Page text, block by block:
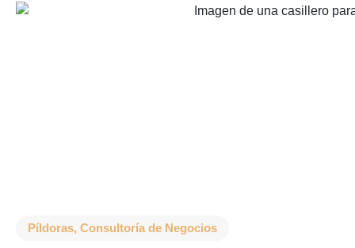
Píldoras, Consultoría de Negocios